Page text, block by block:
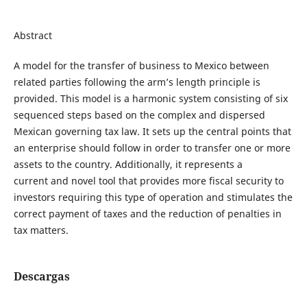
Abstract
A model for the transfer of business to Mexico between
related parties following the arm’s length principle is
provided. This model is a harmonic system consisting of six
sequenced steps based on the complex and dispersed
Mexican governing tax law. It sets up the central points that
an enterprise should follow in order to transfer one or more
assets to the country. Additionally, it represents a
current and novel tool that provides more fiscal security to
investors requiring this type of operation and stimulates the
correct payment of taxes and the reduction of penalties in
tax matters.
Descargas